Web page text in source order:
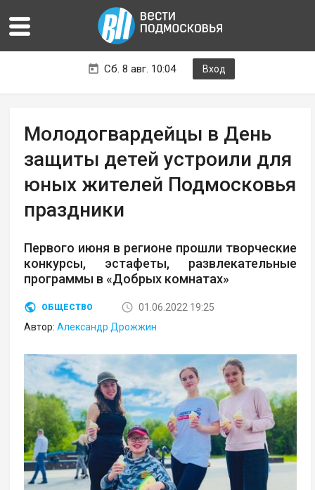
Сб. 8 авг. 10:04 Вход
Молодогвардейцы в День
защиты детей устроили для
юных жителей Подмосковья
праздники
Первого июня в регионе прошли творческие
конкурсы, эстафеты, развлекательные
программы в «Добрых комнатах»
ОБЩЕСТВО
01.06.2022 19:25
Автор:Александр Дрожжин